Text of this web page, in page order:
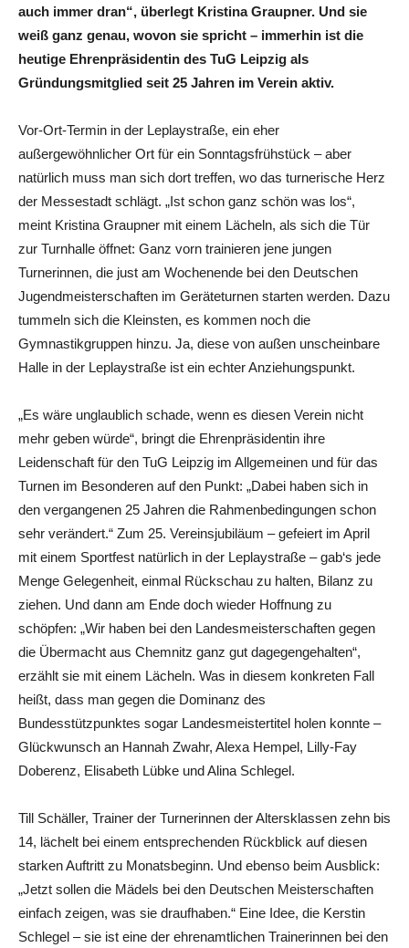
auch immer dran“, überlegt Kristina Graupner. Und sie
weiß ganz genau, wovon sie spricht – immerhin ist die
heutige Ehrenpräsidentin des TuG Leipzig als
Gründungsmitglied seit 25 Jahren im Verein aktiv.
Vor-Ort-Termin in der Leplaystraße, ein eher
außergewöhnlicher Ort für ein Sonntagsfrühstück – aber
natürlich muss man sich dort treffen, wo das turnerische Herz
der Messestadt schlägt. „Ist schon ganz schön was los“,
meint Kristina Graupner mit einem Lächeln, als sich die Tür
zur Turnhalle öffnet: Ganz vorn trainieren jene jungen
Turnerinnen, die just am Wochenende bei den Deutschen
Jugendmeisterschaften im Geräteturnen starten werden. Dazu
tummeln sich die Kleinsten, es kommen noch die
Gymnastikgruppen hinzu. Ja, diese von außen unscheinbare
Halle in der Leplaystraße ist ein echter Anziehungspunkt.
„Es wäre unglaublich schade, wenn es diesen Verein nicht
mehr geben würde“, bringt die Ehrenpräsidentin ihre
Leidenschaft für den TuG Leipzig im Allgemeinen und für das
Turnen im Besonderen auf den Punkt: „Dabei haben sich in
den vergangenen 25 Jahren die Rahmenbedingungen schon
sehr verändert.“ Zum 25. Vereinsjubiläum – gefeiert im April
mit einem Sportfest natürlich in der Leplaystraße – gab‘s jede
Menge Gelegenheit, einmal Rückschau zu halten, Bilanz zu
ziehen. Und dann am Ende doch wieder Hoffnung zu
schöpfen: „Wir haben bei den Landesmeisterschaften gegen
die Übermacht aus Chemnitz ganz gut dagegengehalten“,
erzählt sie mit einem Lächeln. Was in diesem konkreten Fall
heißt, dass man gegen die Dominanz des
Bundesstützpunktes sogar Landesmeistertitel holen konnte –
Glückwunsch an Hannah Zwahr, Alexa Hempel, Lilly-Fay
Doberenz, Elisabeth Lübke und Alina Schlegel.
Till Schäller, Trainer der Turnerinnen der Altersklassen zehn bis
14, lächelt bei einem entsprechenden Rückblick auf diesen
starken Auftritt zu Monatsbeginn. Und ebenso beim Ausblick:
„Jetzt sollen die Mädels bei den Deutschen Meisterschaften
einfach zeigen, was sie draufhaben.“ Eine Idee, die Kerstin
Schlegel – sie ist eine der ehrenamtlichen Trainerinnen bei den